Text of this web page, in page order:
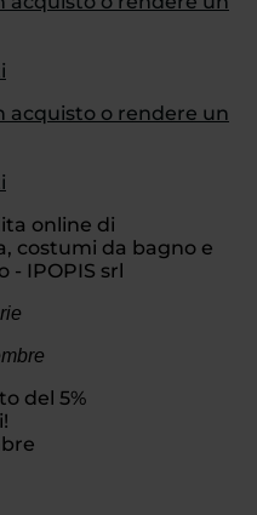
acquisto o rendere un
online di
costumi da bagno e
- IPOPIS srl
del 5%